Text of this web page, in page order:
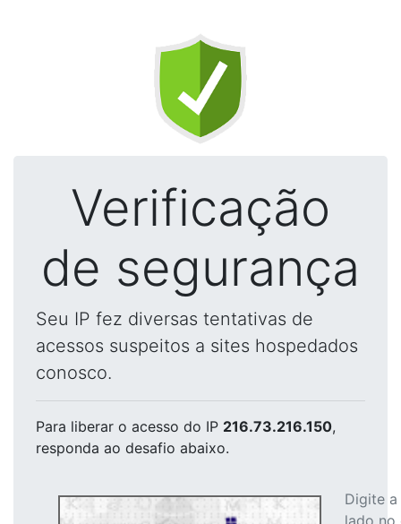
Verificação
de segurança
Seu IP fez diversas tentativas de
acessos suspeitos a sites hospedados
conosco.
Para liberar o acesso do IP 216.73.216.150,
responda ao desafio abaixo.
Digite
lado no